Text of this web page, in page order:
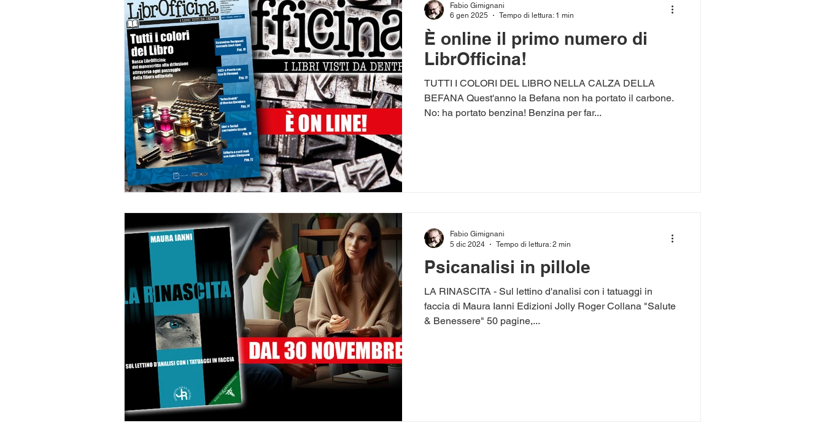
È online il primo numero di
LibrOfficina!
TUTTI I COLORI DEL LIBRO NELLA CALZA DELLA
BEFANA Quest'anno la Befana non ha portato il carbone.
No: ha portato benzina! Benzina per far...
Fabio Gimignani
6 gen 2025
Tempo di lettura: 1 min
Psicanalisi in pillole
LA RINASCITA - Sul lettino d'analisi con i tatuaggi in
faccia di Maura Ianni Edizioni Jolly Roger Collana "Salute
& Benessere" 50 pagine,...
Fabio Gimignani
5 dic 2024
Tempo di lettura: 2 min